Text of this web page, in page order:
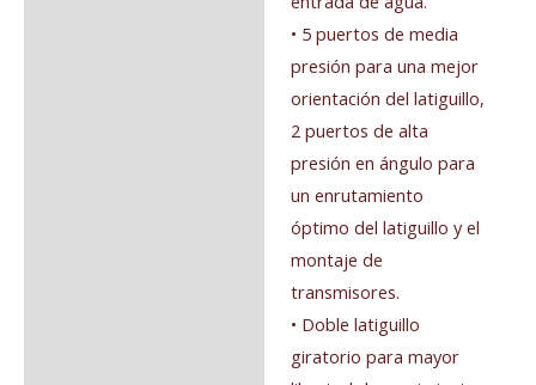
• 5 puertos de media
presión para una mejor
orientación del latiguillo,
2 puertos de alta
presión en ángulo para
un enrutamiento
óptimo del latiguillo y el
montaje de
transmisores.
• Doble latiguillo
giratorio para mayor